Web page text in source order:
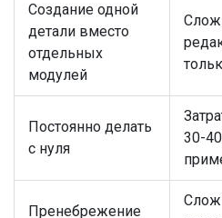
Создание одной
детали вместо
отдельных
модулей
Постоянно делать
с нуля
30-
Пренебрежение